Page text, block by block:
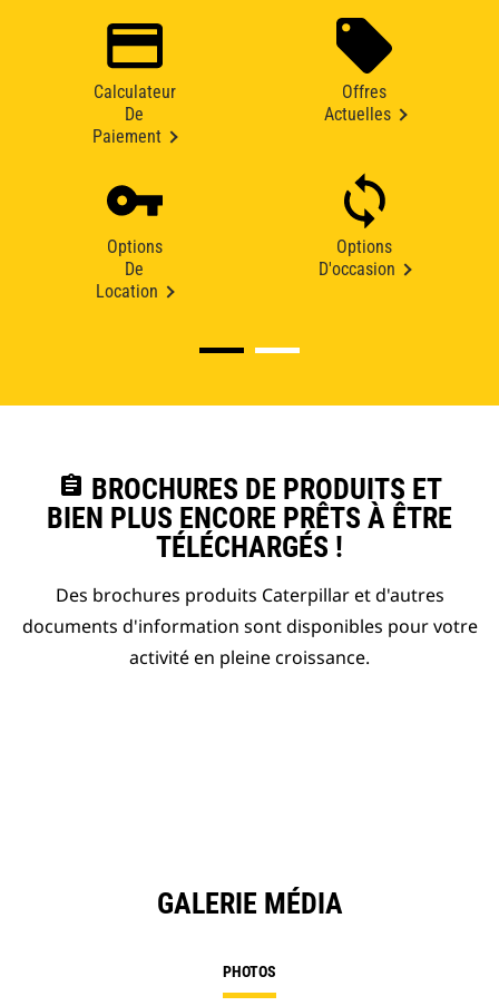
Calculateur
De
Paiement
Offres
Actuelles
Options
De
Location
Options
D'occasion
assignment BROCHURES DE PRODUITS ET
BIEN PLUS ENCORE PRÊTS À ÊTRE
TÉLÉCHARGÉS !
Des brochures produits Caterpillar et d'autres
documents d'information sont disponibles pour votre
activité en pleine croissance.
GALERIE MÉDIA
PHOTOS